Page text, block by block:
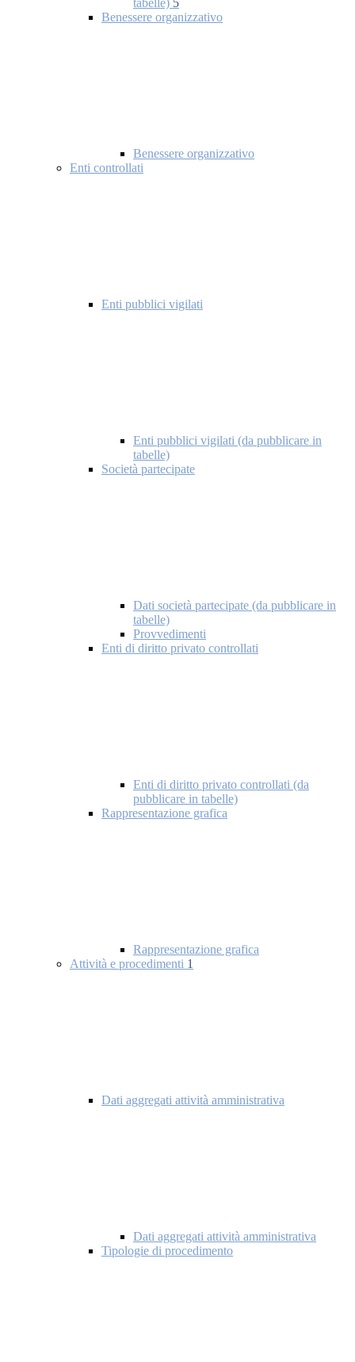
tabelle) 5
Benessere organizzativo
Benessere organizzativo
Enti controllati
Enti pubblici vigilati
Enti pubblici vigilati (da pubblicare in
tabelle)
Società partecipate
Dati società partecipate (da pubblicare in
tabelle)
Provvedimenti
Enti di diritto privato controllati
Enti di diritto privato controllati (da
pubblicare in tabelle)
Rappresentazione grafica
Rappresentazione grafica
Attività e procedimenti 1
Dati aggregati attività amministrativa
Dati aggregati attività amministrativa
Tipologie di procedimento